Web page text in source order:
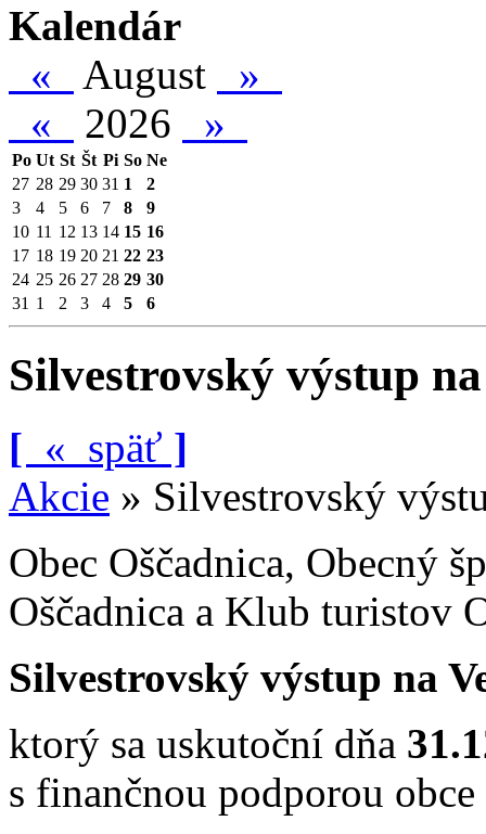
Kalendár
«
August
»
«
2026 »
Po Ut St Št Pi So Ne
27 28 29 30 31 1
2
3
4 5 6 7 8
9
10 11 12 13 14 15 16
17 18 19 20 21 22 23
24 25 26 27 28 29 30
31 1 2 3 4 5 6
Silvestrovský výstup
[ « späť ]
Akcie » Silvestrovský
Obec Oščadnica, Obecný
Oščadnica a Klub turistov
Silvestrovský výstup na
ktorý sa uskutoční dňa
s finančnou podporou obce